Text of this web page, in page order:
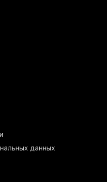
данных